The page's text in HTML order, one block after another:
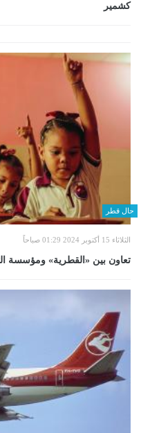
كشمير
حال قطر
الثلاثاء 15 أكتوبر 2024 01:29 صباحاً
تعاون بين «القطرية» ومؤسسة